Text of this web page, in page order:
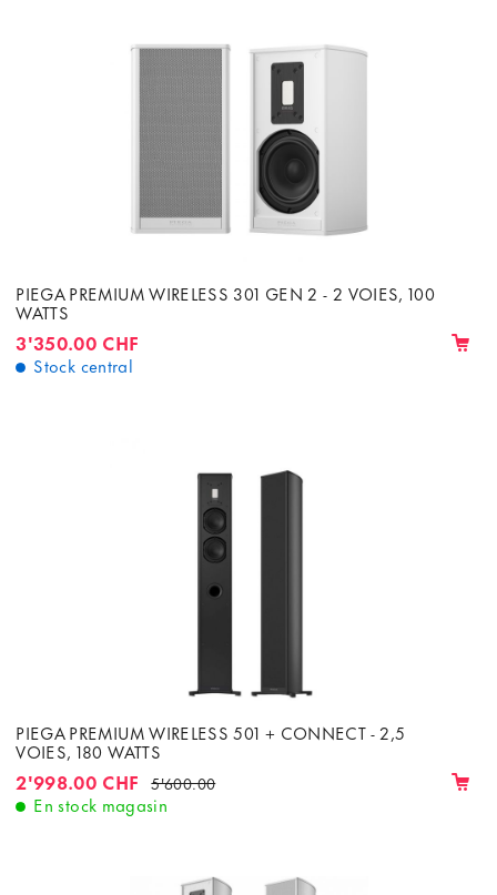
PIEGA PREMIUM WIRELESS 301 GEN 2 - 2 VOIES, 100
WATTS
3'350.00 CHF
Stock central
PIEGA PREMIUM WIRELESS 501 + CONNECT - 2,5
VOIES, 180 WATTS
2'998.00 CHF 5'600.00
En stock magasin